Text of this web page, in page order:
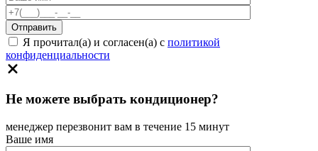
Я прочитал(а) и согласен(а) с политикой
конфиденциальности
Не можете выбрать кондиционер?
менеджер перезвонит вам в течение 15 минут
Ваше имя